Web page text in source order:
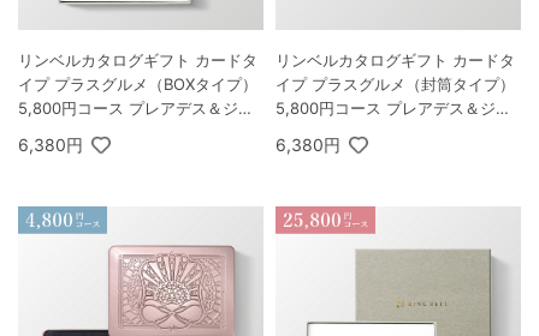
リンベルカタログギフト カードタ
イプ プラスグルメ（BOXタイプ）
5,800円コース プレアデス＆ジュ
6,380円
リンベルカタログギフト カードタ
イプ プラスグルメ（封筒タイプ）
5,800円コース プレアデス＆ジュ
6,380円